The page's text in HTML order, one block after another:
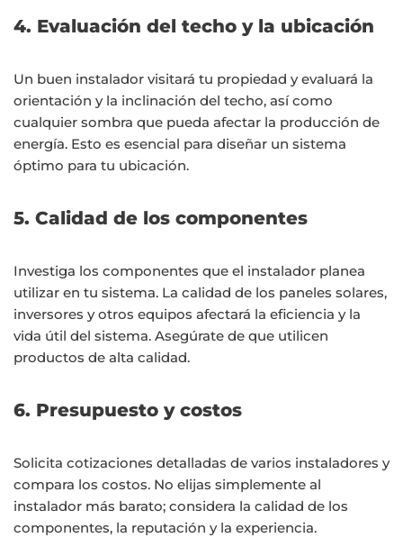
4. Evaluación del techo y la ubicación
Un buen instalador visitará tu propiedad y evaluará la
orientación y la inclinación del techo, así como
cualquier sombra que pueda afectar la producción de
energía. Esto es esencial para diseñar un sistema
óptimo para tu ubicación.
5. Calidad de los componentes
Investiga los componentes que el instalador planea
utilizar en tu sistema. La calidad de los paneles solares,
inversores y otros equipos afectará la eficiencia y la
vida útil del sistema. Asegúrate de que utilicen
productos de alta calidad.
6. Presupuesto y costos
Solicita cotizaciones detalladas de varios instaladores y
compara los costos. No elijas simplemente al
instalador más barato; considera la calidad de los
componentes, la reputación y la experiencia.